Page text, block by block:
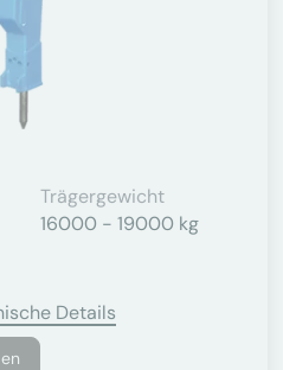
Trägergewicht
16000 - 19000 kg
Details